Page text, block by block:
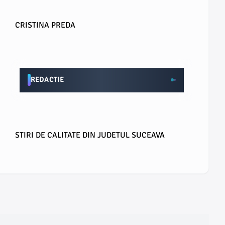
CRISTINA PREDA
REDACTIE
STIRI DE CALITATE DIN JUDETUL SUCEAVA